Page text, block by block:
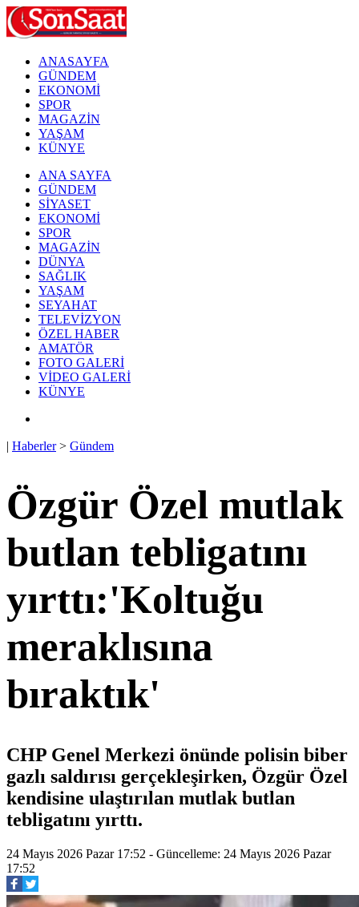
ANASAYFA
GÜNDEM
EKONOMİ
SPOR
MAGAZİN
YAŞAM
KÜNYE
ANA SAYFA
GÜNDEM
SİYASET
EKONOMİ
SPOR
MAGAZİN
DÜNYA
SAĞLIK
YAŞAM
SEYAHAT
TELEVİZYON
ÖZEL HABER
AMATÖR
FOTO GALERİ
VİDEO GALERİ
KÜNYE
| Haberler> Gündem
Özgür Özel mutlak
butlan tebligatını
yırttı:'Koltuğu
meraklısına
bıraktık'
CHP Genel Merkezi önünde polisin biber
gazlı saldırısı gerçekleşirken, Özgür Özel
kendisine ulaştırılan mutlak butlan
tebligatını yırttı.
24 Mayıs 2026 Pazar 17:52 - Güncelleme: 24 Mayıs 2026 Pazar
17:52